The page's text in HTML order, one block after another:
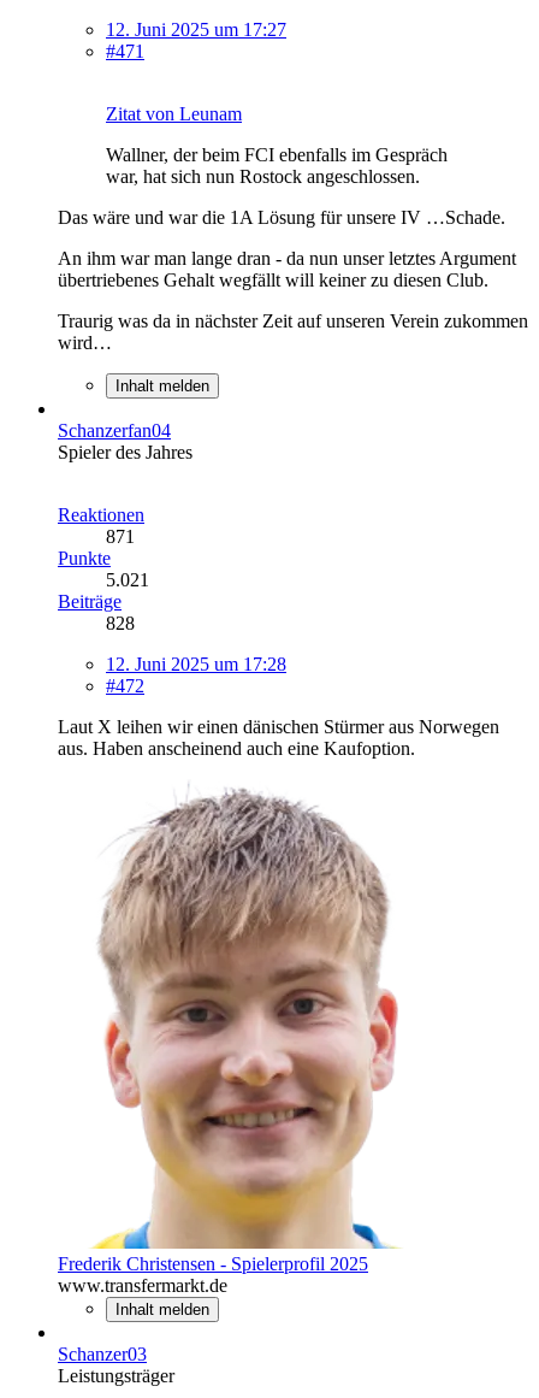
12. Juni 2025 um 17:27
#471
Zitat von Leunam
Wallner, der beim FCI ebenfalls im Gespräch
war, hat sich nun Rostock angeschlossen.
Das wäre und war die 1A Lösung für unsere IV …Schade.
An ihm war man lange dran - da nun unser letztes Argument
übertriebenes Gehalt wegfällt will keiner zu diesen Club.
Traurig was da in nächster Zeit auf unseren Verein zukommen
wird…
Inhalt melden
Schanzerfan04
Spieler des Jahres
Reaktionen
871
Punkte
5.021
Beiträge
828
12. Juni 2025 um 17:28
#472
Laut X leihen wir einen dänischen Stürmer aus Norwegen
aus. Haben anscheinend auch eine Kaufoption.
Frederik Christensen - Spielerprofil 2025
www.transfermarkt.de
Inhalt melden
Schanzer03
Leistungsträger